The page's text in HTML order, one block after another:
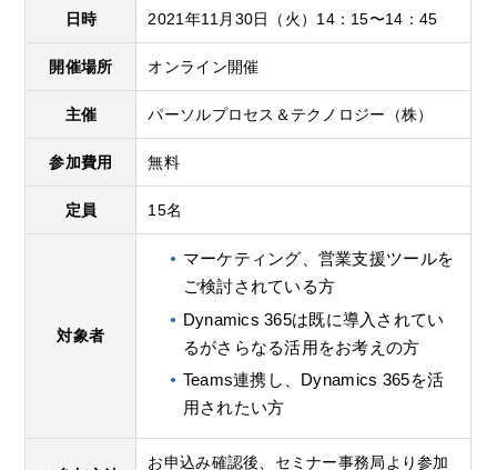
日時 2021年11月30日（ 火 ）14：15〜14：45
開催場所 オンライン開催
主催 パーソルプロセス＆テクノロジー（株）
参加費用 無料
定員 15名
対象者
マーケティング、営業支援ツールを
ご検討されている方
Dynamics 365は既に導入されてい
るがさらなる活用をお考えの方
Teams連携し、Dynamics 365を活
用されたい方
お申込み確認後、セミナー事務局より参加